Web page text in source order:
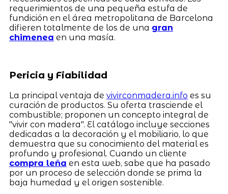
requerimientos de una pequeña estufa de
fundición en el área metropolitana de Barcelona
difieren totalmente de los de una gran
chimenea en una masía.
Pericia y Fiabilidad
La principal ventaja de vivirconmadera.info es su
curación de productos. Su oferta trasciende el
combustible; proponen un concepto integral de
"vivir con madera". El catálogo incluye secciones
dedicadas a la decoración y el mobiliario, lo que
demuestra que su conocimiento del material es
profundo y profesional. Cuando un cliente
compra leña en esta web, sabe que ha pasado
por un proceso de selección donde se prima la
baja humedad y el origen sostenible.